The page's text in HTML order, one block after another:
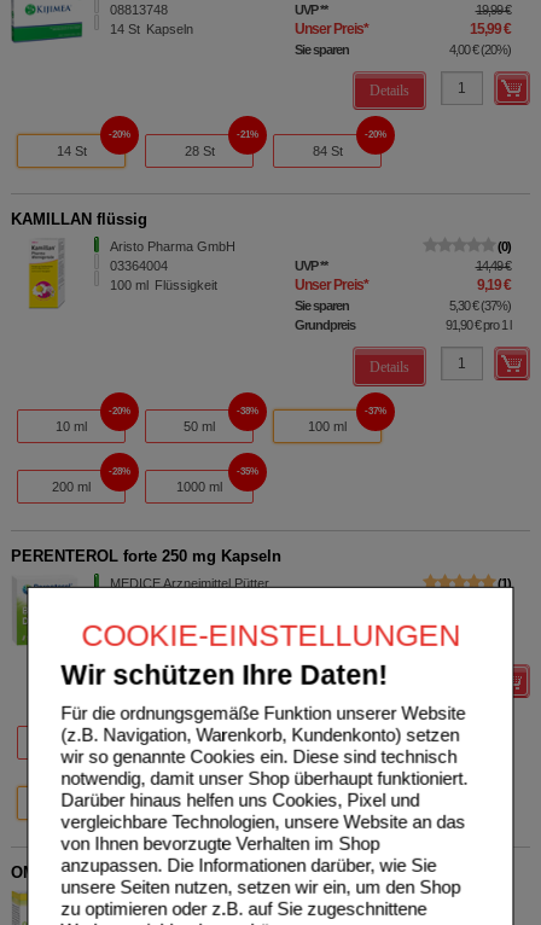
COOKIE-EINSTELLUNGEN
Wir schützen Ihre Daten!
Für die ordnungsgemäße Funktion unserer Website
(z.B. Navigation, Warenkorb, Kundenkonto) setzen
wir so genannte Cookies ein. Diese sind technisch
notwendig, damit unser Shop überhaupt funktioniert.
Darüber hinaus helfen uns Cookies, Pixel und
vergleichbare Technologien, unsere Website an das
von Ihnen bevorzugte Verhalten im Shop
anzupassen. Die Informationen darüber, wie Sie
unsere Seiten nutzen, setzen wir ein, um den Shop
zu optimieren oder z.B. auf Sie zugeschnittene
08813748
14 St Kapseln
UVP** 19,99 €
Unser Preis* 15,99 €
Sie sparen 4,00 €(20%)
Details
14 St
20%
28 St
21%
84 St
20%
KAMILLAN flüssig
Aristo Pharma GmbH
03364004
100 ml Flüssigkeit
0
UVP** 14,49 €
Unser Preis* 9,19 €
Sie sparen 5,30 €(37%)
Grundpreis
91,90 €pro 1 l
Details
10 ml
20%
50 ml
38%
100 ml
37%
200 ml
28%
1000 ml
35%
PERENTEROL forte 250 mg Kapseln
MEDICE Arzneimittel Pütter
04508959
100St Hartkapseln
1
Unser Preis *
Sie sparen 30,56 €
Details
10 St
20%
20 St
27%
50 St
29%
100 St
31%
OMNIFLORA N Hartkapseln
Heilpflanzenwohl GmbH
04994871
UVP**